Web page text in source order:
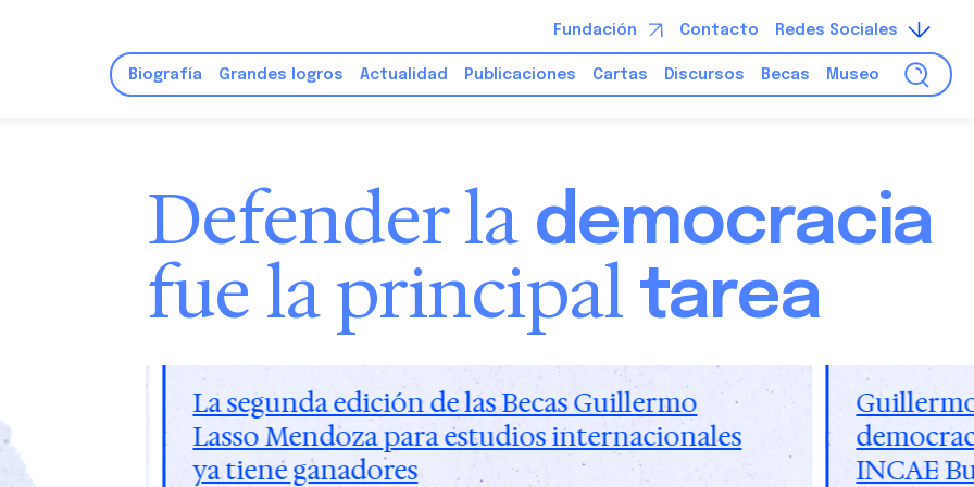
Fundación Contacto Redes Sociales
Biografía Grandes logros Actualidad Publicaciones Cartas Discursos Becas Museo
Defender la democracia
fue la principal tarea
Guillermo Lasso dictó una conferencia sobre
democracia y libertad económica en el
INCAE Business School de Panamá
Reunión
Panamá,